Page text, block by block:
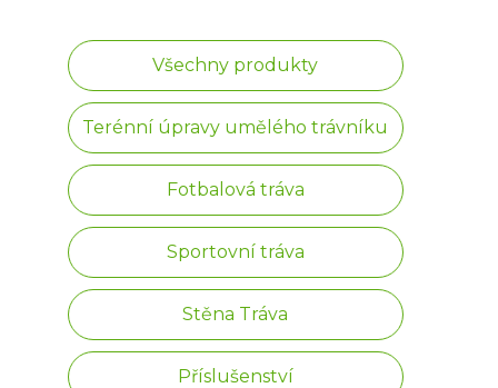
Všechny produkty
Terénní úpravy umělého trávníku
Fotbalová tráva
Sportovní tráva
Stěna Tráva
Příslušenství